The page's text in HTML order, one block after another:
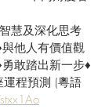
慧及深化思考
他人有價值觀
敢踏出新一步♦
程預測 (粵語